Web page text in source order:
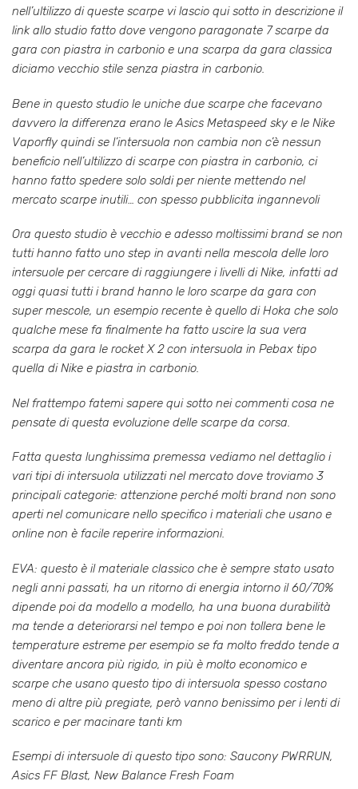
nell’ultilizzo di queste scarpe vi lascio qui sotto in descrizione il
link allo studio fatto dove vengono paragonate 7 scarpe da
gara con piastra in carbonio e una scarpa da gara classica
diciamo vecchio stile senza piastra in carbonio.
Bene in questo studio le uniche due scarpe che facevano
davvero la differenza erano le Asics Metaspeed sky e le Nike
Vaporfly quindi se l’intersuola non cambia non c’è nessun
beneficio nell’ultilizzo di scarpe con piastra in carbonio, ci
hanno fatto spedere solo soldi per niente mettendo nel
mercato scarpe inutili… con spesso pubblicita ingannevoli
Ora questo studio è vecchio e adesso moltissimi brand se non
tutti hanno fatto uno step in avanti nella mescola delle loro
intersuole per cercare di raggiungere i livelli di Nike, infatti ad
oggi quasi tutti i brand hanno le loro scarpe da gara con
super mescole, un esempio recente è quello di Hoka che solo
qualche mese fa finalmente ha fatto uscire la sua vera
scarpa da gara le rocket X 2 con intersuola in Pebax tipo
quella di Nike e piastra in carbonio.
Nel frattempo fatemi sapere qui sotto nei commenti cosa ne
pensate di questa evoluzione delle scarpe da corsa.
Fatta questa lunghissima premessa vediamo nel dettaglio i
vari tipi di intersuola utilizzati nel mercato dove troviamo 3
principali categorie: attenzione perché molti brand non sono
aperti nel comunicare nello specifico i materiali che usano e
online non è facile reperire informazioni.
EVA: questo è il materiale classico che è sempre stato usato
negli anni passati, ha un ritorno di energia intorno il 60/70%
dipende poi da modello a modello, ha una buona durabilità
ma tende a deteriorarsi nel tempo e poi non tollera bene le
temperature estreme per esempio se fa molto freddo tende a
diventare ancora più rigido, in più è molto economico e
scarpe che usano questo tipo di intersuola spesso costano
meno di altre più pregiate, però vanno benissimo per i lenti di
scarico e per macinare tanti km
Esempi di intersuole di questo tipo sono: Saucony PWRRUN,
Asics FF Blast, New Balance Fresh Foam